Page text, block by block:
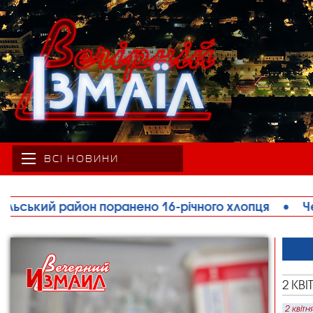
ВСІ НОВИНИ
район поранено 16-річного хлопця •
2
2